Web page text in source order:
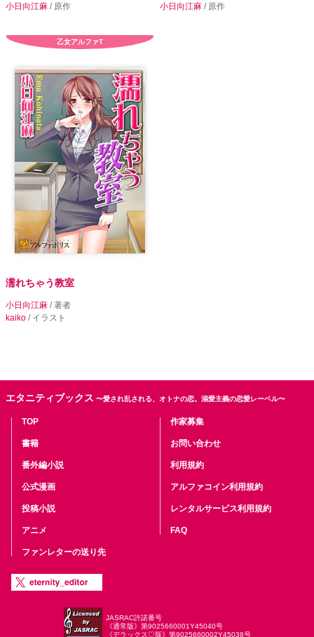
小日向江麻 / 原作
小日向江麻 / 原作
乙女アルファT
濡れちゃう教室
小日向江麻 / 著者
kaiko / イラスト
エタニティブックス 〜愛され乱される、オトナの恋。溺愛主義の恋愛レーベル〜
TOP
書籍
番外編小説
公式漫画
投稿小説
アニメ
ファンレターの送り先
作家募集
お問い合わせ
利用規約
アルファコイン利用規約
レンタルサービス利用規約
FAQ
JASRAC許諾番号
《通常版》第9025660001Y45040号
《デラックス♡版》第9025660002Y45038号